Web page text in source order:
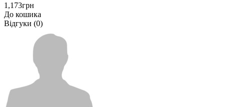
1,173грн
До кошика
Відгуки (0)